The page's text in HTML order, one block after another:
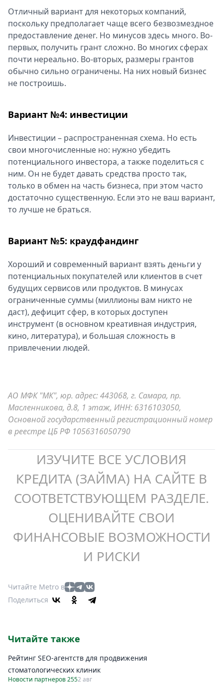
Отличный вариант для некоторых компаний,
поскольку предполагает чаще всего безвозмездное
предоставление денег. Но минусов здесь много. Во-
первых, получить грант сложно. Во многих сферах
почти нереально. Во-вторых, размеры грантов
обычно сильно ограничены. На них новый бизнес
не построишь.
Вариант №4: инвестиции
Инвестиции – распространенная схема. Но есть
свои многочисленные но: нужно убедить
потенциального инвестора, а также поделиться с
ним. Он не будет давать средства просто так,
только в обмен на часть бизнеса, при этом часто
достаточно существенную. Если это не ваш вариант,
то лучше не браться.
Вариант №5: краудфандинг
Хороший и современный вариант взять деньги у
потенциальных покупателей или клиентов в счет
будущих сервисов или продуктов. В минусах
ограниченные суммы (миллионы вам никто не
даст), дефицит сфер, в которых доступен
инструмент (в основном креативная индустрия,
кино, литература), и большая сложность в
привлечении людей.
АО МФК "МК", юр. адрес: 443068, г. Самара, пр.
Масленникова, д.8, 1 этаж, ИНН: 6316103050,
Основной государственный регистрационный номер
в реестре ЦБ РФ 1056316050790
ИЗУЧИТЕ ВСЕ УСЛОВИЯ
КРЕДИТА (ЗАЙМА) НА САЙТЕ В
СООТВЕТСТВУЮЩЕМ РАЗДЕЛЕ.
ОЦЕНИВАЙТЕ СВОИ
ФИНАНСОВЫЕ ВОЗМОЖНОСТИ
И РИСКИ
Читайте Metro в
Поделиться
Читайте также
Рейтинг SEO-агентств для продвижения
стоматологических клиник
Новости партнеров 2552 авг